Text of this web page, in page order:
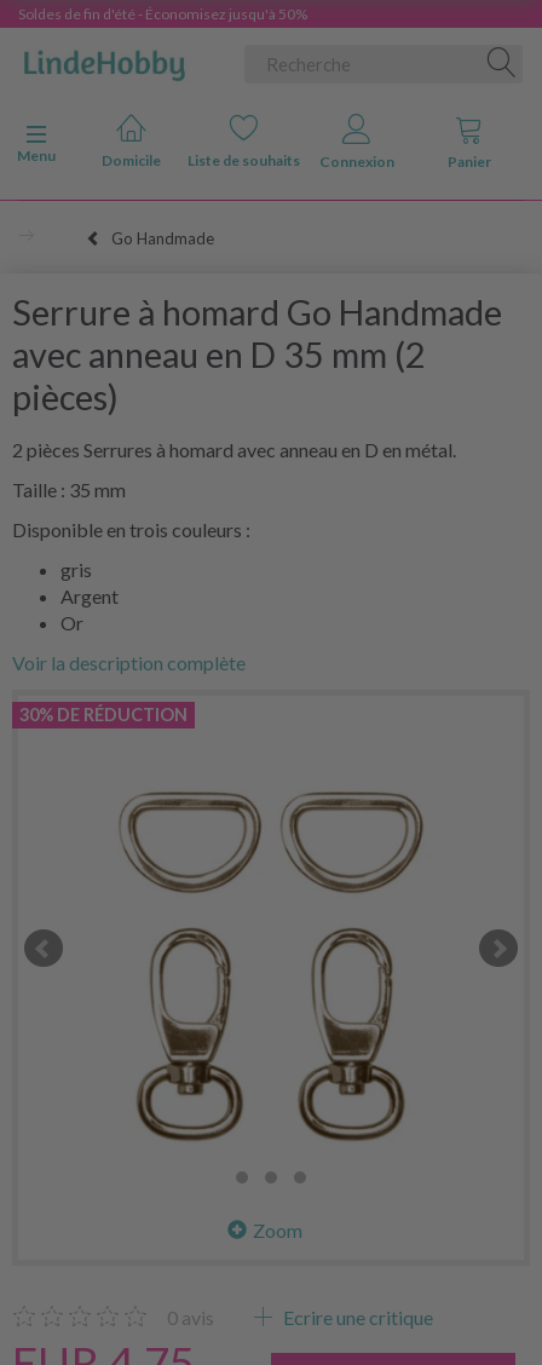
Soldes de fin d'été - Économisez jusqu'à 50%
Basculer la navigation
Menu
Domicile Liste de souhaits Connexion Panier
Go Handmade
Serrure à homard Go Handmade
avec anneau en D 35 mm (2
pièces)
2 pièces Serrures à homard avec anneau en D en métal.
Taille : 35 mm
Disponible en trois couleurs :
gris
Argent
Or
Voir la description complète
30% DE RÉDUCTION
Zoom
0 avis Ecrire une critique